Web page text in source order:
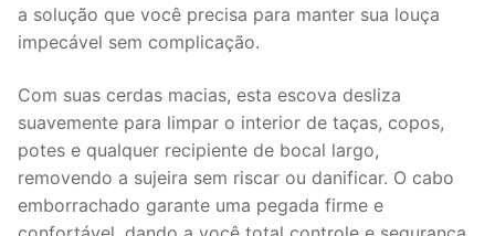
a solução que você precisa para manter sua louça
impecável sem complicação.
Com suas cerdas macias, esta escova desliza
suavemente para limpar o interior de taças, copos,
potes e qualquer recipiente de bocal largo,
removendo a sujeira sem riscar ou danificar. O cabo
emborrachado garante uma pegada firme e